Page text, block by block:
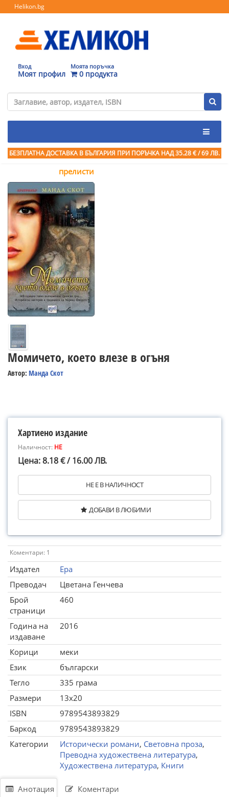
Helikon.bg
Вход
Моят профил
Моята поръчка
0 продукта
БЕЗПЛАТНА ДОСТАВКА В БЪЛГАРИЯ ПРИ ПОРЪЧКА НАД 35.28 € / 69 ЛВ.
прелисти
Момичето, което влезе в огъня
Автор: Манда Скот
Хартиено издание
Наличност: НЕ
Цена: 8.18 € / 16.00 ЛВ.
НЕ Е В НАЛИЧНОСТ
ДОБАВИ В ЛЮБИМИ
Коментари: 1
Издател
Ера
Преводач
Цветана Генчева
Брой
страници
460
Година на
издаване
2016
Корици
меки
Език
български
Тегло
335 грама
Размери
13x20
ISBN
9789543893829
Баркод
9789543893829
Категории
Исторически романи, Световна проза,
Преводна художествена литература,
Художествена литература, Книги
Анотация Коментари